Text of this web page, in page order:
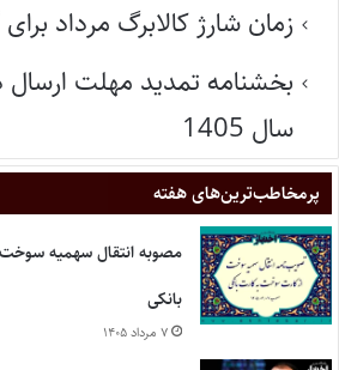
زمان شارژ کالابرگ مرداد
بخشنامه تمدید مهلت ارسال
سال 1405
پر‌مخاطب‌ترین‌های هفته
مصوبه انتقال سهمیه
بانکی
۷ مرداد ۱۴۰۵